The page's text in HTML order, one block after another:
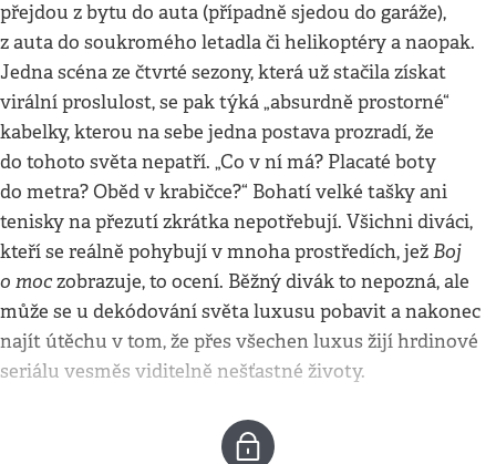
přejdou z bytu do auta (případně sjedou do garáže),
z auta do soukromého letadla či helikoptéry a naopak.
Jedna scéna ze čtvrté sezony, která už stačila získat
virální proslulost, se pak týká „absurdně prostorné“
kabelky, kterou na sebe jedna postava prozradí, že
do tohoto světa nepatří. „Co v ní má? Placaté boty
do metra? Oběd v krabičce?“ Bohatí velké tašky ani
tenisky na přezutí zkrátka nepotřebují. Všichni diváci,
kteří se reálně pohybují v mnoha prostředích, ježBoj
o moczobrazuje, to ocení. Běžný divák to nepozná, ale
může se u dekódování světa luxusu pobavit a nakonec
najít útěchu v tom, že přes všechen luxus žijí hrdinové
seriálu vesměs viditelně nešťastné životy.